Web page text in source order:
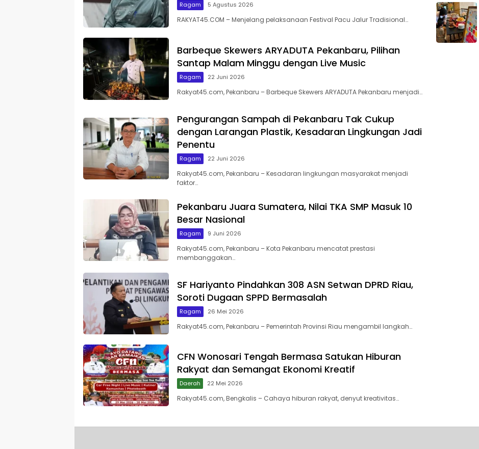
Ragam 5 Agustus 2026
RAKYAT45.COM – Menjelang pelaksanaan Festival Pacu Jalur Tradisional…
Barbeque Skewers ARYADUTA Pekanbaru, Pilihan
Santap Malam Minggu dengan Live Music
Ragam 22 Juni 2026
Rakyat45.com, Pekanbaru – Barbeque Skewers ARYADUTA Pekanbaru menjadi…
Pengurangan Sampah di Pekanbaru Tak Cukup
dengan Larangan Plastik, Kesadaran Lingkungan Jadi
Penentu
Ragam 22 Juni 2026
Rakyat45.com, Pekanbaru – Kesadaran lingkungan masyarakat menjadi
faktor…
Pekanbaru Juara Sumatera, Nilai TKA SMP Masuk 10
Besar Nasional
Ragam 9 Juni 2026
Rakyat45.com, Pekanbaru – Kota Pekanbaru mencatat prestasi
membanggakan…
SF Hariyanto Pindahkan 308 ASN Setwan DPRD Riau,
Soroti Dugaan SPPD Bermasalah
Ragam 26 Mei 2026
Rakyat45.com, Pekanbaru – Pemerintah Provinsi Riau mengambil langkah…
CFN Wonosari Tengah Bermasa Satukan Hiburan
Rakyat dan Semangat Ekonomi Kreatif
Daerah 22 Mei 2026
Rakyat45.com, Bengkalis – Cahaya hiburan rakyat, denyut kreativitas…